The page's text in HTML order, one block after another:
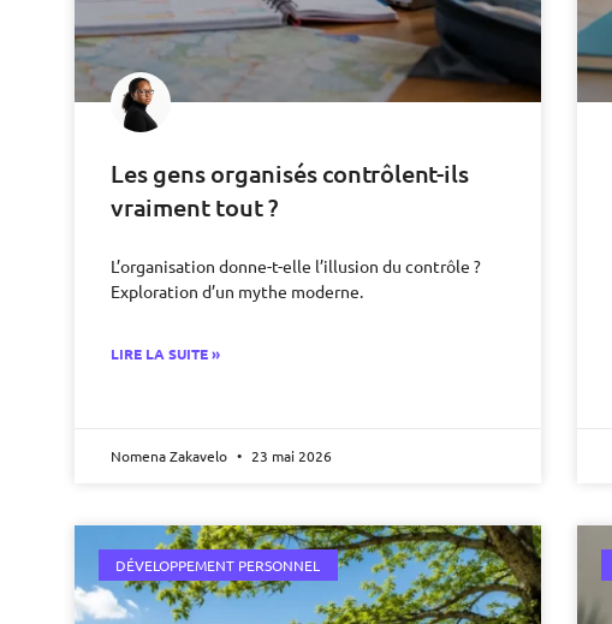
Les gens organisés contrôlent-ils
vraiment tout ?
L’organisation donne-t-elle l’illusion du contrôle ?
Exploration d’un mythe moderne.
LIRE LA SUITE »
Nomena Zakavelo 23 mai 2026
DÉVELOPPEMENT PERSONNEL